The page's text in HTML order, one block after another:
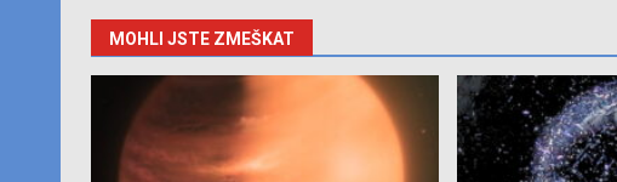
MOHLI JSTE ZMEŠKAT